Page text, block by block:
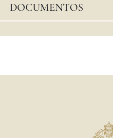
DOCUMENTOS